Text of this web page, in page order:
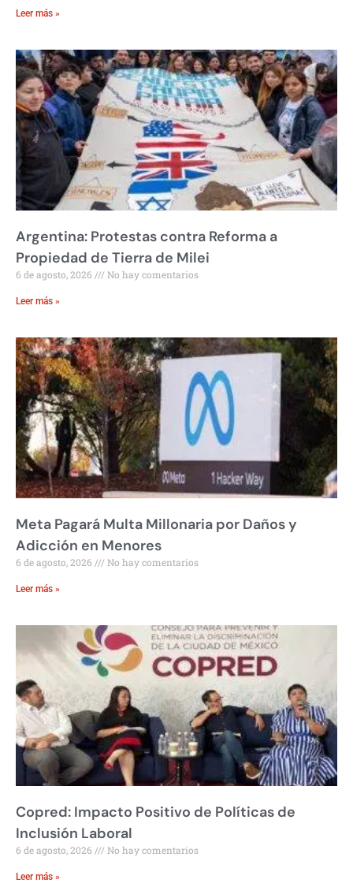
Leer más »
Argentina: Protestas contra Reforma a
Propiedad de Tierra de Milei
6 de agosto, 2026 No hay comentarios
Leer más »
Meta Pagará Multa Millonaria por Daños y
Adicción en Menores
6 de agosto, 2026 No hay comentarios
Leer más »
Copred: Impacto Positivo de Políticas de
Inclusión Laboral
6 de agosto, 2026 No hay comentarios
Leer más »